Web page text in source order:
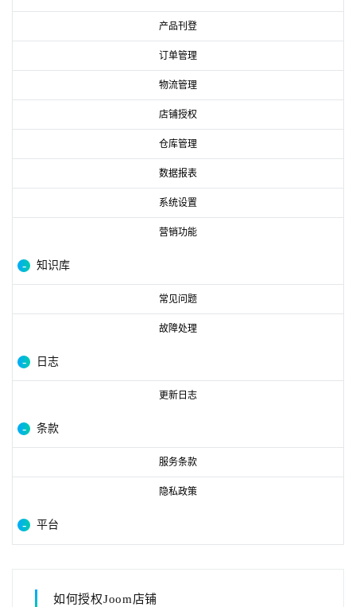
产品刊登
订单管理
物流管理
店铺授权
仓库管理
数据报表
系统设置
营销功能
知识库
常见问题
故障处理
日志
更新日志
条款
服务条款
隐私政策
平台
如何授权Joom店铺